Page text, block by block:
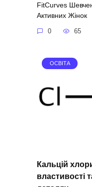
FitCurves
Активних Жінок
0 65
ОСВІТА
Кальцій
властивості